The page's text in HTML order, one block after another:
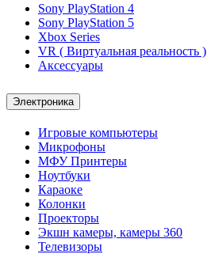
Sony PlayStation 4
Sony PlayStation 5
Xbox Series
VR ( Виртуальная реальность )
Аксессуары
Электроника
Игровые компьютеры
Микрофоны
МФУ Принтеры
Ноутбуки
Караоке
Колонки
Проекторы
Экшн камеры, камеры 360
Телевизоры